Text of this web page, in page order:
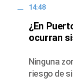
14:48
¿En
ocurran
Ninguna
riesgo de